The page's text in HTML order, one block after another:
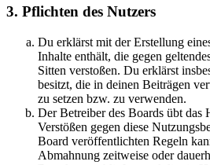
3. Pflichten des Nutzers
Du erklärst mit der Erstellung
Inhalte enthält, die gegen
Sitten verstoßen. Du erklärst
besitzt, die in deinen Beiträgen
zu setzen bzw. zu verwenden.
Der Betreiber des Boards übt das
Verstößen gegen diese
Board veröffentlichten Regeln
Abmahnung zeitweise oder